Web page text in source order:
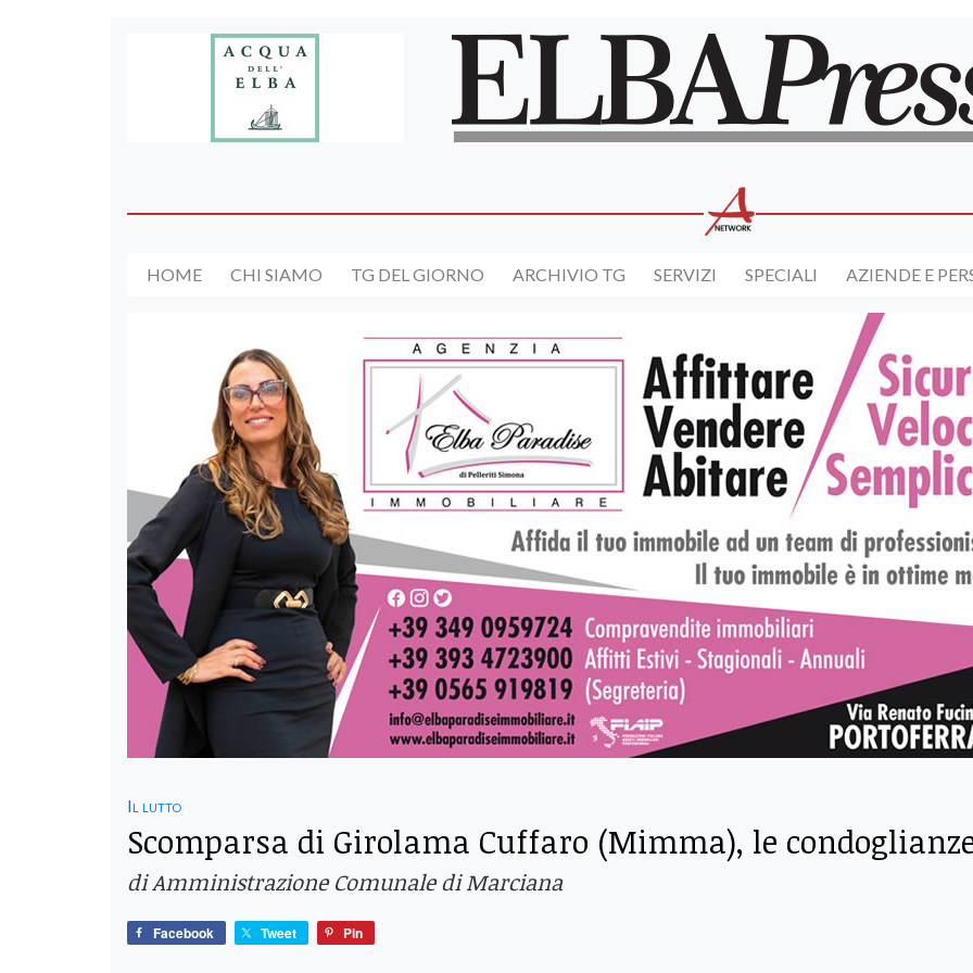
HOME CHI SIAMO TG DEL GIORNO ARCHIVIO TG SERVIZI SPECIALI AZIENDE E
Il lutto
Scomparsa di Girolama Cuffaro (Mimma), le
di Amministrazione Comunale di Marciana
Facebook Tweet Pin